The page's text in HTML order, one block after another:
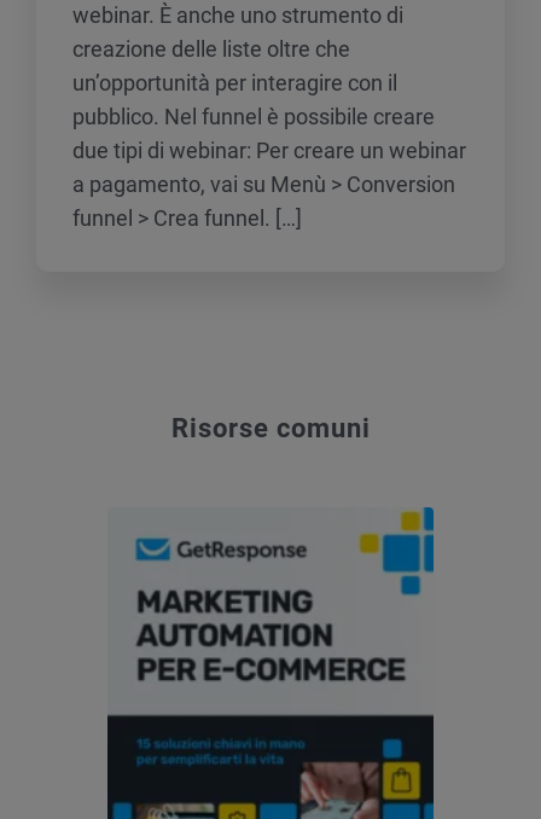
webinar. È anche uno strumento di
creazione delle liste oltre che
un’opportunità per interagire con il
pubblico. Nel funnel è possibile creare
due tipi di webinar: Per creare un webinar
a pagamento, vai su Menù > Conversion
funnel > Crea funnel. […]
Risorse comuni